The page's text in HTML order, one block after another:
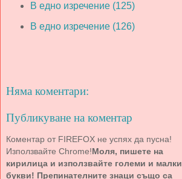
В едно изречение (125)
В едно изречение (126)
Няма коментари:
Публикуване на коментар
Коментар от FIREFOX не успях да пусна!
Използвайте Chrome!Моля, пишете на
кирилица и използвайте големи и малки
букви! Препинателните знаци също са